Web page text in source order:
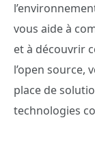
vous aide à
et à découvrir
l’open source,
place de
technologies